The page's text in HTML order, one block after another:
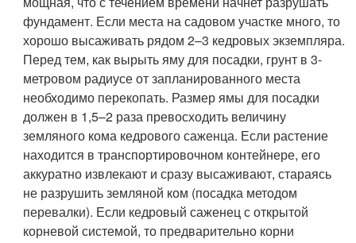
фундамент. Если места на садовом участке много, то
хорошо высаживать рядом 2–3 кедровых экземпляра.
Перед тем, как вырыть яму для посадки, грунт в 3-
метровом радиусе от запланированного места
необходимо перекопать. Размер ямы для посадки
должен в 1,5–2 раза превосходить величину
земляного кома кедрового саженца. Если растение
находится в транспортировочном контейнере, его
аккуратно извлекают и сразу высаживают, стараясь
не разрушить земляной ком (посадка методом
перевалки). Если кедровый саженец с открытой
корневой системой, то предварительно корни